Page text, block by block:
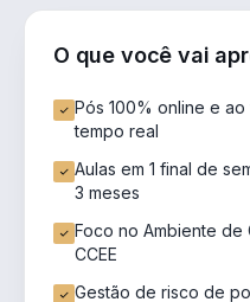
O que você vai
Pós 100% online e
tempo real
Aulas em 1 final de
3 meses
Foco no Ambiente de
CCEE
Gestão de risco de